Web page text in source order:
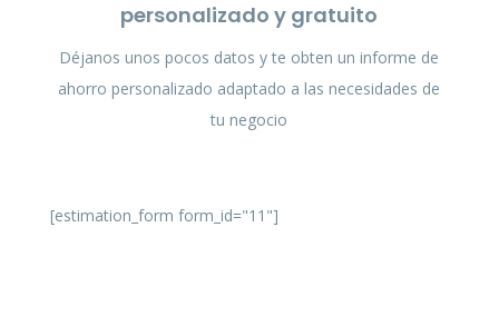
personalizado y gratuito
Déjanos unos pocos datos y te obten un informe de
ahorro personalizado adaptado a las necesidades de
tu negocio
[estimation_form form_id="11"]